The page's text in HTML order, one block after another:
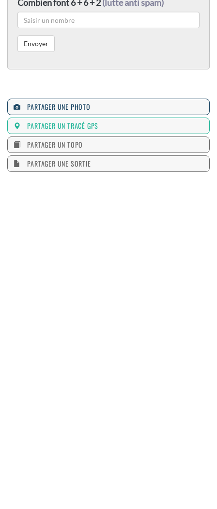
Combien font 6 + 6 + 2(lutte anti spam)
PARTAGER UNE PHOTO
PARTAGER UN TRACÉ GPS
PARTAGER UN TOPO
PARTAGER UNE SORTIE